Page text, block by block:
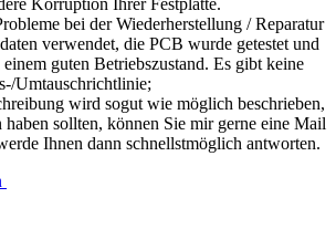
bei der Wiederherstellung / Reparatur
verwendet, die PCB wurde getestet und
guten Betriebszustand. Es gibt keine
Umtauschrichtlinie;
wird sogut wie möglich beschrieben,
haben sollten, können Sie mir gerne eine Mail
Ihnen dann schnellstmöglich antworten.